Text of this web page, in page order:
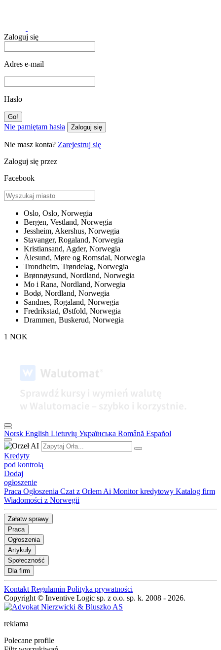
Zaloguj się
Adres e-mail
Hasło
Nie pamiętam hasła Zaloguj się
Nie masz konta? Zarejestruj się
Zaloguj się przez
Facebook
Oslo, Oslo, Norwegia
Bergen, Vestland, Norwegia
Jessheim, Akershus, Norwegia
Stavanger, Rogaland, Norwegia
Kristiansand, Agder, Norwegia
Ålesund, Møre og Romsdal, Norwegia
Trondheim, Trøndelag, Norwegia
Brønnøysund, Nordland, Norwegia
Mo i Rana, Nordland, Norwegia
Bodø, Nordland, Norwegia
Sandnes, Rogaland, Norwegia
Fredrikstad, Østfold, Norwegia
Drammen, Buskerud, Norwegia
1 NOK
Norsk English Lietuvių Українська Română Español
Kredyty
pod kontrolą
Dodaj
ogłoszenie
Praca Ogłoszenia Czat z Orłem Ai Monitor kredytowy Katalog firm
Wiadomości z Norwegii
Załatw sprawy
Praca
Ogłoszenia
Artykuły
Społeczność
Dla firm
Kontakt Regulamin Polityka prywatności
Copyright © Inventive Logic sp. z o.o. sp. k. 2008 - 2026.
reklama
Polecane profile